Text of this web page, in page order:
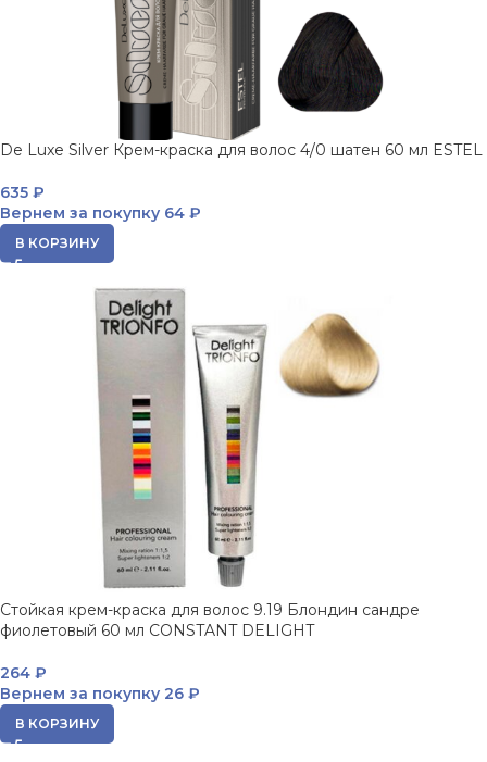
De Luxe Silver Крем-краска для волос 4/0 шатен 60 мл ESTEL
635 ₽
Вернем за покупку 64 ₽
В КОРЗИНУ
Стойкая крем-краска для волос 9.19 Блондин сандре
фиолетовый 60 мл CONSTANT DELIGHT
264 ₽
Вернем за покупку 26 ₽
В КОРЗИНУ